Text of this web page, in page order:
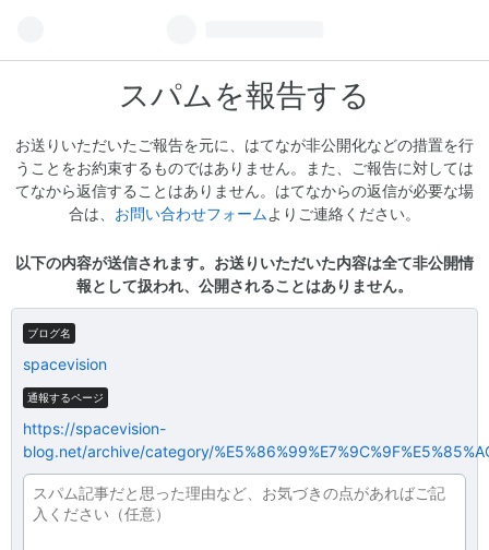
スパムを報告する
お送りいただいたご報告を元に、はてなが非公開化などの措置を行
うことをお約束するものではありません。また、ご報告に対しては
てなから返信することはありません。はてなからの返信が必要な場
合は、 お問い合わせフォームよりご連絡ください。
以下の内容が送信されます。お送りいただいた内容は全て非公開情
報として扱われ、公開されることはありません。
ブログ名
spacevision
通報するページ
https://spacevision-
blog.net/archive/category/